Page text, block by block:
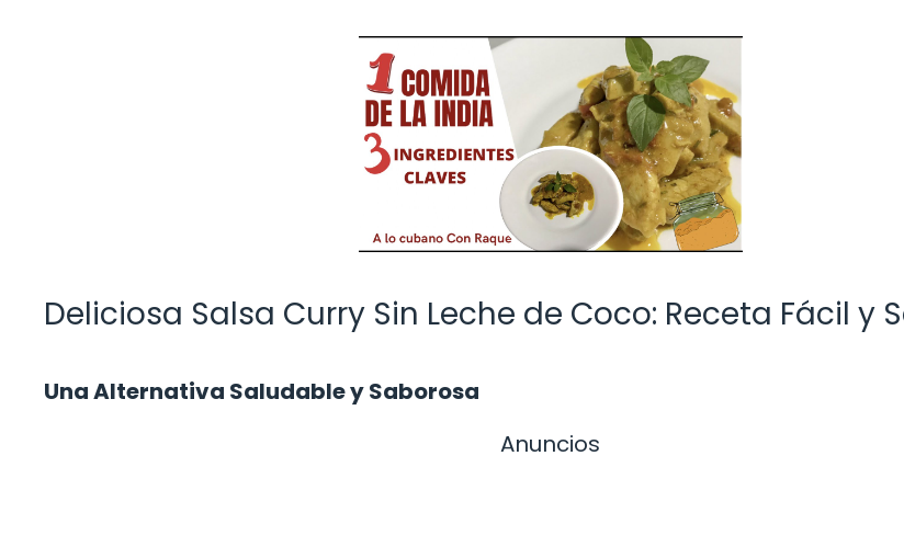
Deliciosa Salsa Curry Sin Leche de Coco: Receta Fácil y
Una Alternativa Saludable y Saborosa
Anuncios